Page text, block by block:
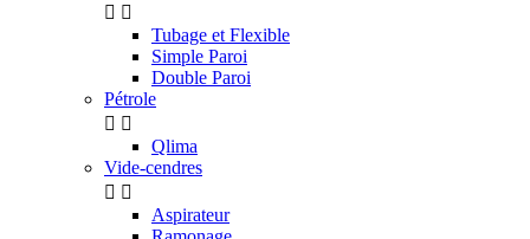
 
Tubage et Flexible
Simple Paroi
Double Paroi
Pétrole
 
Qlima
Vide-cendres
 
Aspirateur